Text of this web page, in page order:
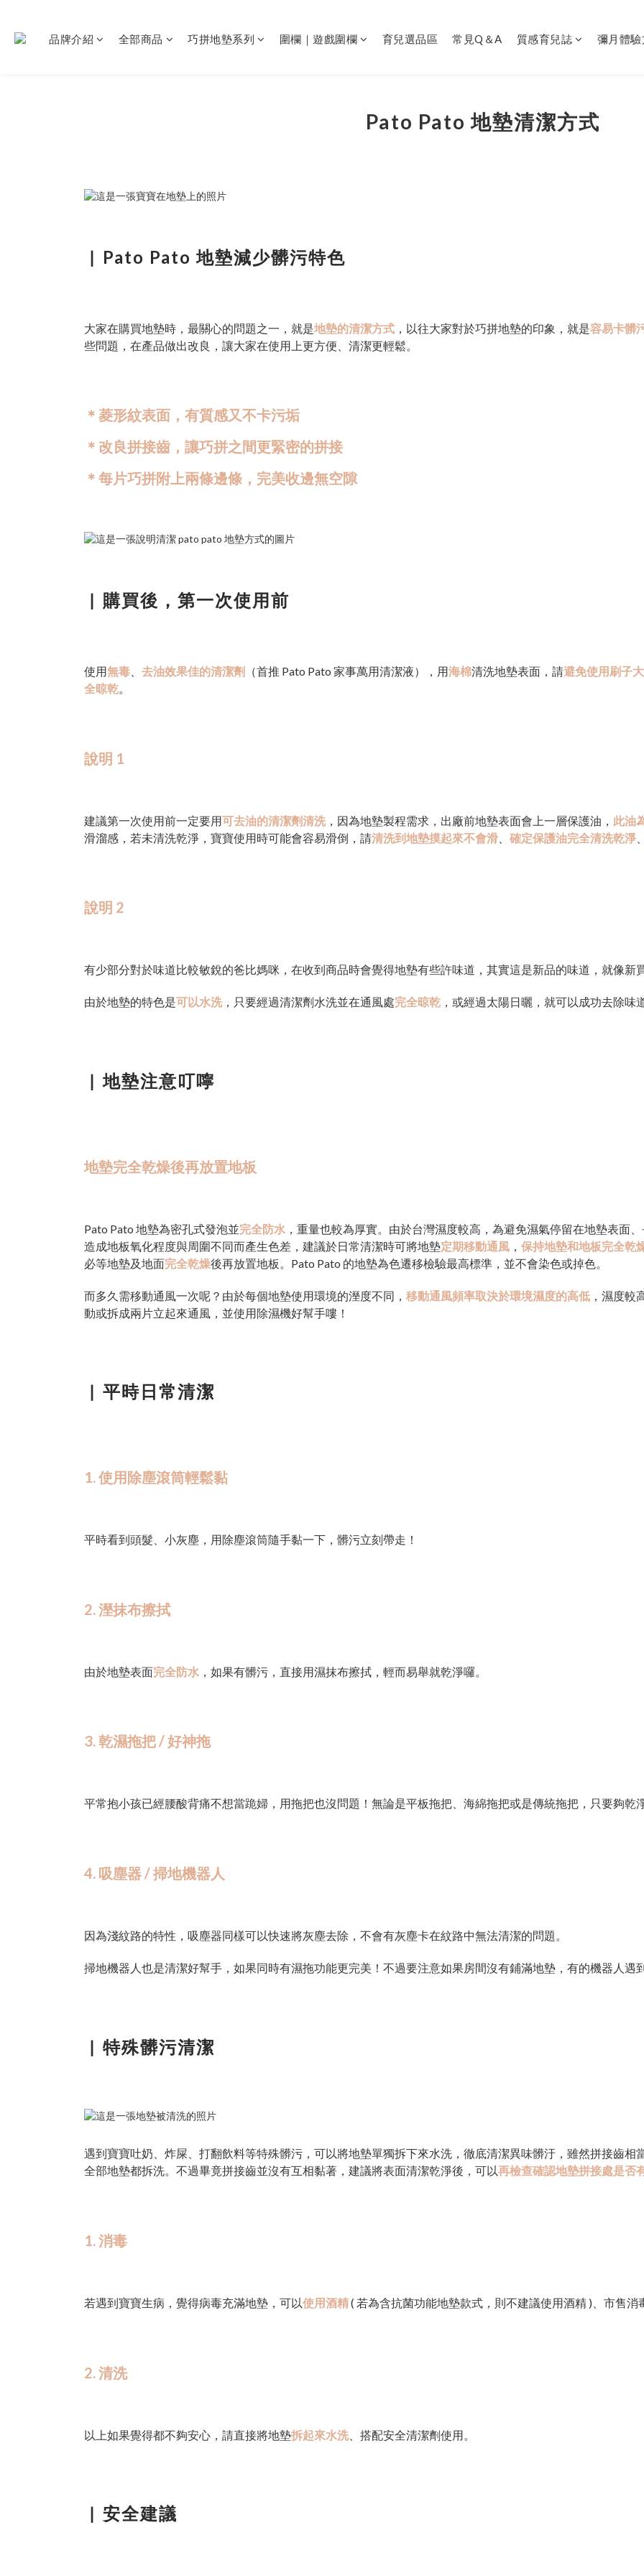
品牌介紹 全部商品 巧拼地墊系列 圍欄｜遊戲圍欄 育兒選品區 常見Q＆A 質感育兒誌 彌月體驗
Pato Pato 地墊清潔方式
▏ Pato Pato 地墊減少髒污特色
大家在購買地墊時，最關心的問題之一，就是地墊的清潔方式 ，以往大家對於巧拼地墊的印象，就是容易卡髒
些問題，在產品做出改良，讓大家在使用上更方便、清潔更輕鬆。
＊菱形紋表面，有質感又不卡污垢
＊改良拼接齒，讓巧拼之間更緊密的拼接
＊每片巧拼附上兩條邊條，完美收邊無空隙
▏ 購買後，第一次使用前
使用無毒 去油效果佳的清潔劑 （首推 Pato Pato 家事萬用清潔液），用海棉清洗地墊表面，請避免使用刷子
全晾乾。
說明 1
建議第一次使用前一定要用可去油的清潔劑清洗 ，因為地墊製程需求，出廠前地墊表面會上一層保護油， 此油
滑溜感，若未清洗乾淨，寶寶使用時可能會容易滑倒，請清洗到地墊摸起來不會滑 確定保護油完全清洗乾淨
說明 2
有少部分對於味道比較敏銳的爸比媽咪，在收到商品時會覺得地墊有些許味道，其實這是新品的味道，就像新
由於地墊的特色是可以水洗，只要經過清潔劑水洗並在通風處完全晾乾 ，或經過太陽日曬，就可以成功去除味
▏地墊注意叮嚀
地墊完全乾燥後再放置地板
Pato Pato 地墊為密孔式發泡並完全防水 ，重量也較為厚實。由於台灣濕度較高，為避免濕氣停留在地墊表面
造成地板氧化程度與周圍不同而產生色差，建議於日常清潔時可將地墊定期移動通風 保持地墊和地板完全乾
必等地墊及地面完全乾燥後再放置地板。Pato Pato 的地墊為色遷移檢驗最高標準，並不會染色或掉色。
而多久需移動通風一次呢？由於每個地墊使用環境的溼度不同， 移動通風頻率取決於環境濕度的高低 ，濕度
動或拆成兩片立起來通風，並使用除濕機好幫手嘍！
▏ 平時日常清潔
1. 使用除塵滾筒輕鬆黏
平時看到頭髮、小灰塵，用除塵滾筒隨手黏一下，髒污立刻帶走！
2. 溼抹布擦拭
由於地墊表面完全防水 ，如果有髒污，直接用濕抹布擦拭，輕而易舉就乾淨囉。
3. 乾濕拖把 / 好神拖
平常抱小孩已經腰酸背痛不想當跪婦，用拖把也沒問題！無論是平板拖把、海綿拖把或是傳統拖把，只要夠乾
4. 吸塵器 / 掃地機器人
因為淺紋路的特性，吸塵器同樣可以快速將灰塵去除，不會有灰塵卡在紋路中無法清潔的問題。
掃地機器人也是清潔好幫手，如果同時有濕拖功能更完美！不過要注意如果房間沒有鋪滿地墊，有的機器人遇
▏ 特殊髒污清潔
遇到寶寶吐奶、炸屎、打翻飲料等特殊髒污，可以將地墊單獨拆下來水洗，徹底清潔異味髒汙，雖然拼接齒相
全部地墊都拆洗。不過畢竟拼接齒並沒有互相黏著，建議將表面清潔乾淨後，可以再檢查確認地墊拼接處是否
1. 消毒
若遇到寶寶生病，覺得病毒充滿地墊，可以使用酒精( 若為含抗菌功能地墊款式，則不建議使用酒精 )、市售消
2. 清洗
以上如果覺得都不夠安心，請直接將地墊拆起來水洗 、搭配安全清潔劑使用。
▏ 安全建議